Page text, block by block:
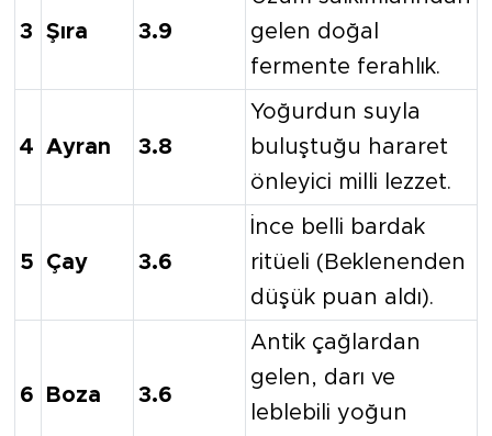
3 Şıra 3.9
gelen doğal
fermente ferahlık.
4 Ayran 3.8
Yoğurdun suyla
buluştuğu hararet
önleyici milli lezzet.
5 Çay 3.6
İnce belli bardak
ritüeli (Beklenenden
düşük puan aldı).
6 Boza 3.6
Antik çağlardan
gelen, darı ve
leblebili yoğun